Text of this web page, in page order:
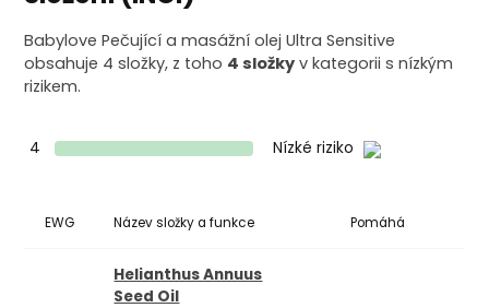
Babylove Pečující a masážní olej Ultra Sensitive
obsahuje 4 složky, z toho 4 složky v kategorii s nízkým
rizikem.
4 Nízké riziko
EWG Název složky a funkce Pomáhá
Helianthus Annuus
Seed Oil